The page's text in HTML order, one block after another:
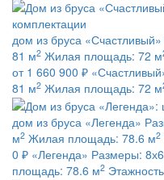
дом из бруса «Счастливый»
81 м2 Жилая площадь: 72 м
от 1 660 900 ₽
81 м2 Жилая площадь: 72 м
дом из бруса «Легенда»
м2 Жилая площадь: 78.6 м2
0 ₽ «Легенда» Размеры: 8х6
площадь: 78.6 м2